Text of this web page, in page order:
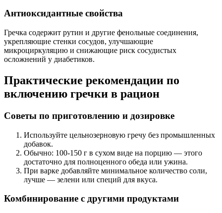
Антиоксидантные свойства
Гречка содержит рутин и другие фенольные соединения,
укрепляющие стенки сосудов, улучшающие
микроциркуляцию и снижающие риск сосудистых
осложнений у диабетиков.
Практические рекомендации по
включению гречки в рацион
Советы по приготовлению и дозировке
Используйте цельнозерновую гречу без промышленных
добавок.
Обычно: 100-150 г в сухом виде на порцию — этого
достаточно для полноценного обеда или ужина.
При варке добавляйте минимальное количество соли,
лучше — зелени или специй для вкуса.
Комбинирование с другими продуктами